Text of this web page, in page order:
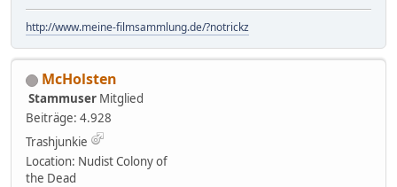
http://www.meine-filmsammlung.de/?notrickz
McHolsten
Stammuser Mitglied
Beiträge: 4.928
Trashjunkie
Location: Nudist Colony of
the Dead